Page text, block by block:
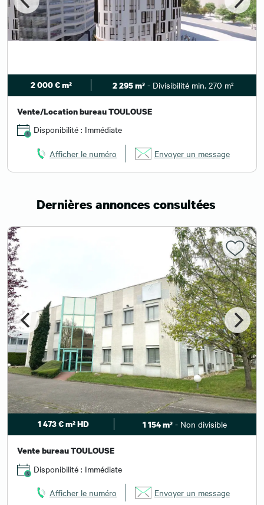
2 000 € m² 2 295 m²- Divisibilité min. 270 m²
Vente/Location bureau TOULOUSE
Disponibilité : Immédiate
Afficher le numéro Envoyer un message
Dernières annonces consultées
1 473 € m² HD 1 154 m²- Non divisible
Vente bureau TOULOUSE
Disponibilité : Immédiate
Afficher le numéro Envoyer un message